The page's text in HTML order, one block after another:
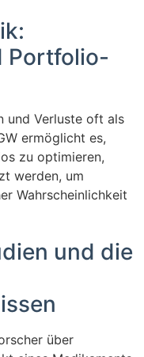
Portfolio-
und Verluste oft als
ermöglicht es,
zu optimieren,
werden, um
Wahrscheinlichkeit
und die
über